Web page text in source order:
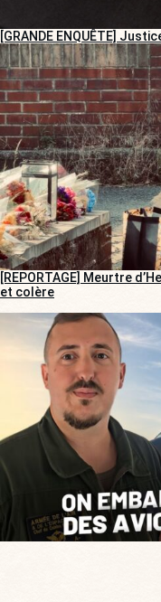
[GRANDE ENQUÊTE]
[REPORTAGE] Meurtre
et colère